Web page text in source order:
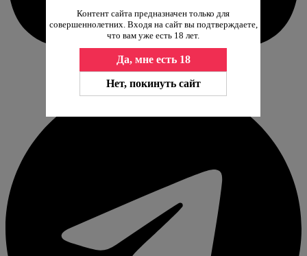
Контент сайта предназначен только для
совершеннолетних. Входя на сайт вы подтверждаете,
что вам уже есть 18 лет.
Да, мне есть 18
Нет, покинуть сайт